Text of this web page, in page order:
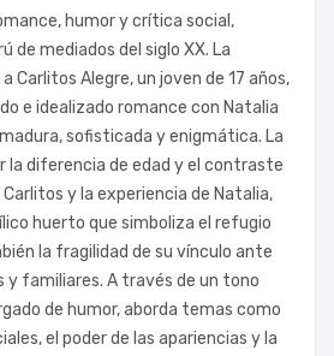
humor y crítica social,
de mediados del siglo XX. La
Carlitos Alegre, un joven de 17 años,
e idealizado romance con Natalia
sofisticada y enigmática. La
la diferencia de edad y el contraste
y la experiencia de Natalia,
huerto que simboliza el refugio
la fragilidad de su vínculo ante
y familiares. A través de un tono
de humor, aborda temas como
el poder de las apariencias y la